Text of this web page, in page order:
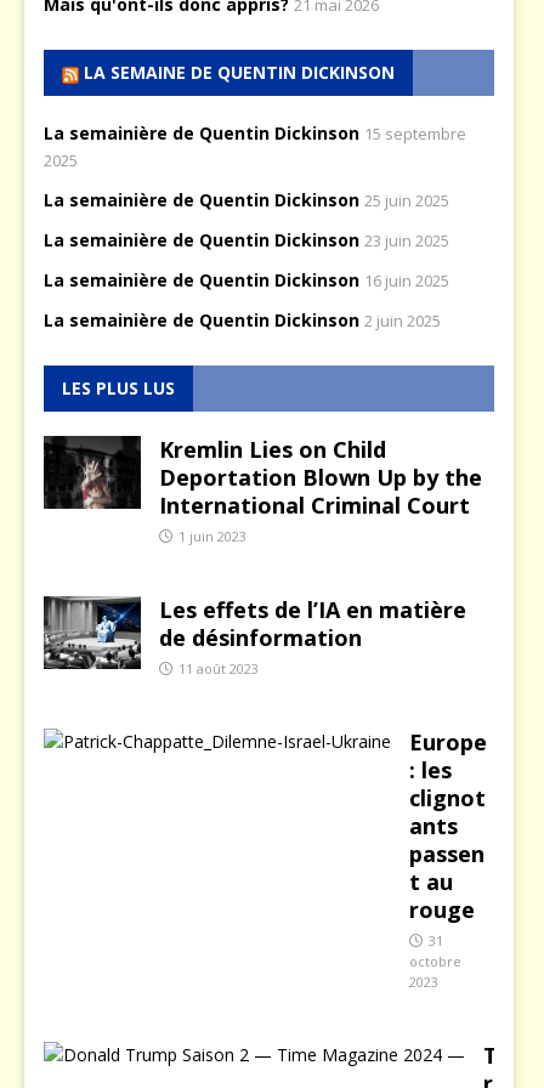
21 mai 2026
LA SEMAINE DE QUENTIN DICKINSON
La semainière de Quentin Dickinson 15 septembre
2025
La semainière de Quentin Dickinson 25 juin 2025
La semainière de Quentin Dickinson 23 juin 2025
La semainière de Quentin Dickinson 16 juin 2025
La semainière de Quentin Dickinson 2 juin 2025
LES PLUS LUS
Kremlin Lies on Child
Deportation Blown Up by the
International Criminal Court
1 juin 2023
Les effets de l’IA en matière
de désinformation
11 août 2023
Europe
: les
clignot
ants
passen
t au
rouge
31
octobre
2023
T